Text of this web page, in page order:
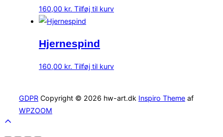
160,00 kr. Tilføj til kurv
Hjernespind
160,00 kr. Tilføj til kurv
GDPR Copyright © 2026 hw-art.dk Inspiro Theme af
WPZOOM
to